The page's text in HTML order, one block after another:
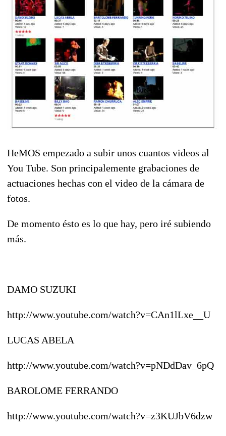
HeMOS empezado a subir unos cuantos videos al
You Tube. Son principalemente grabaciones de
actuaciones hechas con el video de la cámara de
fotos.
De momento ésto es lo que hay, pero iré subiendo
más.
DAMO SUZUKI
http://www.youtube.com/watch?v=CAn1lLxe__U
LUCAS ABELA
http://www.youtube.com/watch?v=pNDdDav_6pQ
BAROLOME FERRANDO
http://www.youtube.com/watch?v=z3KUJbV6dzw